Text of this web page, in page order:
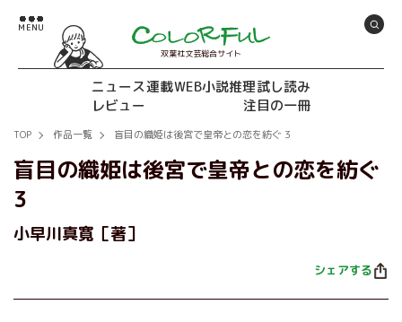
双葉社文芸総合サイト
ニュース連載WEB小説推理試し読み
レビュー
注目の一冊
TOP 作品一覧 盲目の織姫は後宮で皇帝との恋を紡ぐ 3
盲目の織姫は後宮で皇帝との恋を紡ぐ
3
小早川真寛［著］
シェアする